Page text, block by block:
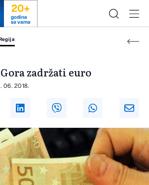
20+
godina
sa vama
Regija
zadržati euro
06. 2018.